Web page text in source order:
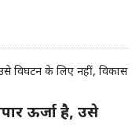
ऊर्जा है, उसे